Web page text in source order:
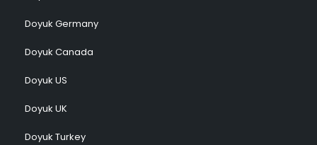
Doyuk Germany
Doyuk Canada
Doyuk US
Doyuk UK
Doyuk Turkey